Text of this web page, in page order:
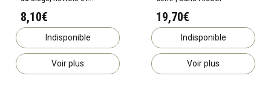
protège
8,10€
Indisponible
Voir plus
19,70€
Indisponible
Voir plus